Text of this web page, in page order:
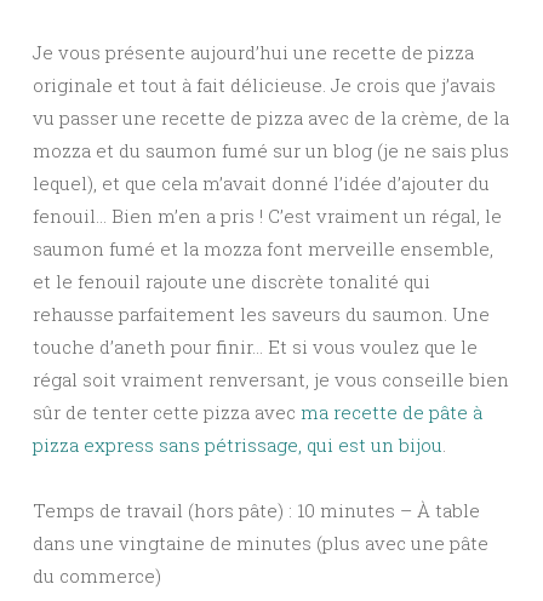
Je vous présente aujourd’hui une recette de pizza
originale et tout à fait délicieuse. Je crois que j’avais
vu passer une recette de pizza avec de la crème, de la
mozza et du saumon fumé sur un blog (je ne sais plus
lequel), et que cela m’avait donné l’idée d’ajouter du
fenouil… Bien m’en a pris ! C’est vraiment un régal, le
saumon fumé et la mozza font merveille ensemble,
et le fenouil rajoute une discrète tonalité qui
rehausse parfaitement les saveurs du saumon. Une
touche d’aneth pour finir… Et si vous voulez que le
régal soit vraiment renversant, je vous conseille bien
sûr de tenter cette pizza avec ma recette de pâte à
pizza express sans pétrissage, qui est un bijou
Temps de travail (hors pâte) : 10 minutes – À table
dans une vingtaine de minutes (plus avec une pâte
du commerce)